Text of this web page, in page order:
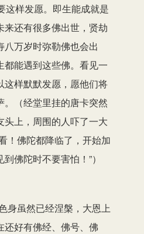
这样发愿。即生能成就是
还有很多佛出世，贤劫
万岁时弥勒佛也会出
能遇到这些佛。看见一
这样默默发愿，愿他们将
（经堂里挂的唐卡突然
上，周围的人吓了一大
！佛陀都降临了，开始加
佛陀时不要害怕！”）
身虽然已经涅槃，大恩上
还好有佛经、佛号、佛